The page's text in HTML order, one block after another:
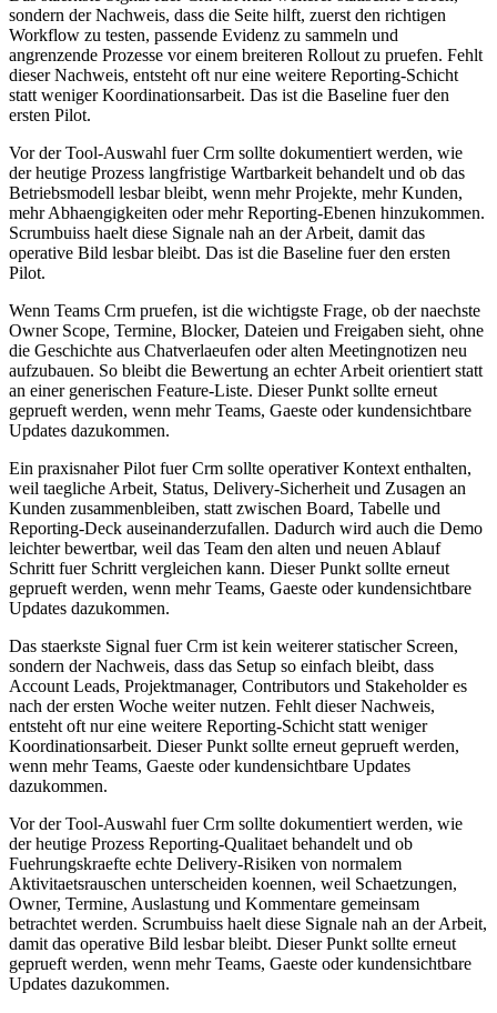
sondern der Nachweis, dass die Seite hilft, zuerst den richtigen
Workflow zu testen, passende Evidenz zu sammeln und
angrenzende Prozesse vor einem breiteren Rollout zu pruefen. Fehlt
dieser Nachweis, entsteht oft nur eine weitere Reporting-Schicht
statt weniger Koordinationsarbeit. Das ist die Baseline fuer den
ersten Pilot.
Vor der Tool-Auswahl fuer Crm sollte dokumentiert werden, wie
der heutige Prozess langfristige Wartbarkeit behandelt und ob das
Betriebsmodell lesbar bleibt, wenn mehr Projekte, mehr Kunden,
mehr Abhaengigkeiten oder mehr Reporting-Ebenen hinzukommen.
Scrumbuiss haelt diese Signale nah an der Arbeit, damit das
operative Bild lesbar bleibt. Das ist die Baseline fuer den ersten
Pilot.
Wenn Teams Crm pruefen, ist die wichtigste Frage, ob der naechste
Owner Scope, Termine, Blocker, Dateien und Freigaben sieht, ohne
die Geschichte aus Chatverlaeufen oder alten Meetingnotizen neu
aufzubauen. So bleibt die Bewertung an echter Arbeit orientiert statt
an einer generischen Feature-Liste. Dieser Punkt sollte erneut
geprueft werden, wenn mehr Teams, Gaeste oder kundensichtbare
Updates dazukommen.
Ein praxisnaher Pilot fuer Crm sollte operativer Kontext enthalten,
weil taegliche Arbeit, Status, Delivery-Sicherheit und Zusagen an
Kunden zusammenbleiben, statt zwischen Board, Tabelle und
Reporting-Deck auseinanderzufallen. Dadurch wird auch die Demo
leichter bewertbar, weil das Team den alten und neuen Ablauf
Schritt fuer Schritt vergleichen kann. Dieser Punkt sollte erneut
geprueft werden, wenn mehr Teams, Gaeste oder kundensichtbare
Updates dazukommen.
Das staerkste Signal fuer Crm ist kein weiterer statischer Screen,
sondern der Nachweis, dass das Setup so einfach bleibt, dass
Account Leads, Projektmanager, Contributors und Stakeholder es
nach der ersten Woche weiter nutzen. Fehlt dieser Nachweis,
entsteht oft nur eine weitere Reporting-Schicht statt weniger
Koordinationsarbeit. Dieser Punkt sollte erneut geprueft werden,
wenn mehr Teams, Gaeste oder kundensichtbare Updates
dazukommen.
Vor der Tool-Auswahl fuer Crm sollte dokumentiert werden, wie
der heutige Prozess Reporting-Qualitaet behandelt und ob
Fuehrungskraefte echte Delivery-Risiken von normalem
Aktivitaetsrauschen unterscheiden koennen, weil Schaetzungen,
Owner, Termine, Auslastung und Kommentare gemeinsam
betrachtet werden. Scrumbuiss haelt diese Signale nah an der Arbeit,
damit das operative Bild lesbar bleibt. Dieser Punkt sollte erneut
geprueft werden, wenn mehr Teams, Gaeste oder kundensichtbare
Updates dazukommen.